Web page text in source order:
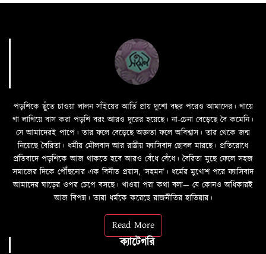
পড়শিকে ছুঁতে চাওয়া লালন সাঁইয়ের আর্তি প্রায় দুশো বছর পরেও আমাদের। গায়ে
গা লাগিয়ে বাস করা পড়শি বরং আরও দুরের হয়েছে। না-চেনা বেড়েছে বৈ কমেনি।
সে আমাদেরই পাপে। তার ফলে বেড়েছে অজ্ঞতা ফলে অবিশ্বাস। তার থেকে জন্ম
নিয়েছে বৈরিতা। ধর্মীয় মৌলবাদ আর রাষ্ট্রীয় ফ্যাসিবাদ ছোবল মারছে। প্রতিরোধে
প্রতিবাদে পড়শিকে আজ থাকতে হবে আরও বেঁধে বেঁধে। বৈরিতা মুছে ফেলে সহজ
সমাজের দিকে পৌঁছনোর এক বিনীত প্রয়াস, ‘সহমন’। ধর্মের মুখোশ পরে ফ্যাসিবাদ
আমাদের ঘাড়ের ওপর চেপে বসছে। খাওয়া পরা কথা বলা—­­ যে কোনও অধিকারই
আজ বিপন্ন। তারা ধর্মকে করেছে রাজনীতির হাতিয়ার।
Read More
ক্যাটেগরি